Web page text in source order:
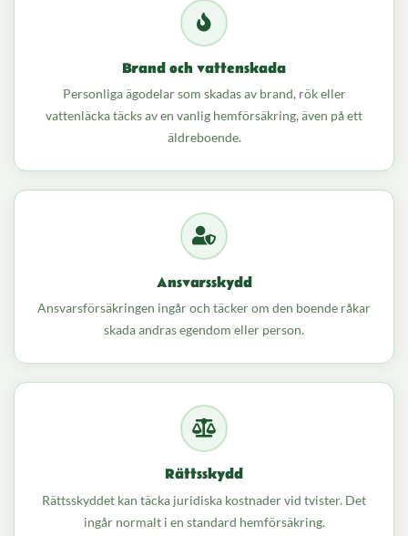
Brand och vattenskada
Personliga ägodelar som skadas av brand, rök eller
vattenläcka täcks av en vanlig hemförsäkring, även på ett
äldreboende.
Ansvarsskydd
Ansvarsförsäkringen ingår och täcker om den boende råkar
skada andras egendom eller person.
Rättsskydd
Rättsskyddet kan täcka juridiska kostnader vid tvister. Det
ingår normalt i en standard hemförsäkring.